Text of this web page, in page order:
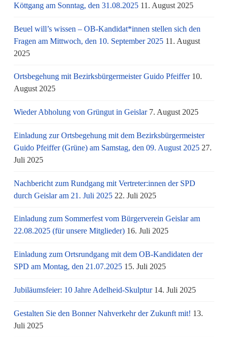
Köttgang am Sonntag, den 31.08.2025 11. August 2025
Beuel will’s wissen – OB-Kandidat*innen stellen sich den
Fragen am Mittwoch, den 10. September 2025 11. August
2025
Ortsbegehung mit Bezirksbürgermeister Guido Pfeiffer 10.
August 2025
Wieder Abholung von Grüngut in Geislar 7. August 2025
Einladung zur Ortsbegehung mit dem Bezirksbürgermeister
Guido Pfeiffer (Grüne) am Samstag, den 09. August 2025 27.
Juli 2025
Nachbericht zum Rundgang mit Vertreter:innen der SPD
durch Geislar am 21. Juli 2025 22. Juli 2025
Einladung zum Sommerfest vom Bürgerverein Geislar am
22.08.2025 (für unsere Mitglieder) 16. Juli 2025
Einladung zum Ortsrundgang mit dem OB-Kandidaten der
SPD am Montag, den 21.07.2025 15. Juli 2025
Jubiläumsfeier: 10 Jahre Adelheid-Skulptur 14. Juli 2025
Gestalten Sie den Bonner Nahverkehr der Zukunft mit! 13.
Juli 2025